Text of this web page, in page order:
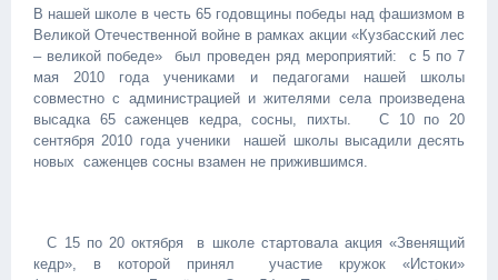
В нашей школе в честь 65 годовщины победы над фашизмом в
Великой Отечественной войне в рамках акции «Кузбасский лес
– великой победе» был проведен ряд мероприятий: с 5 по 7
мая 2010 года учениками и педагогами нашей школы
совместно с администрацией и жителями села произведена
высадка 65 саженцев кедра, сосны, пихты. С 10 по 20
сентября 2010 года ученики нашей школы высадили десять
новых саженцев сосны взамен не прижившимся.
С 15 по 20 октября в школе стартовала акция «Звенящий
кедр», в которой принял участие кружок «Истоки»